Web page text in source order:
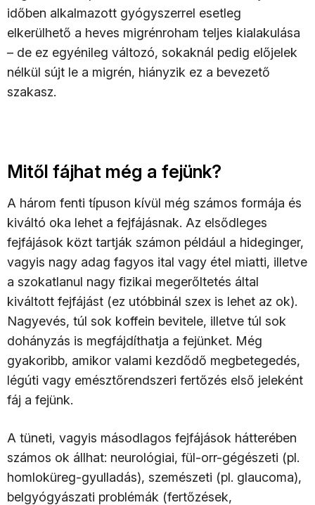
időben alkalmazott gyógyszerrel esetleg
elkerülhető a heves migrénroham teljes kialakulása
– de ez egyénileg változó, sokaknál pedig előjelek
nélkül sújt le a migrén, hiányzik ez a bevezető
szakasz.
Mitől fájhat még a fejünk?
A három fenti típuson kívül még számos formája és
kiváltó oka lehet a fejfájásnak. Az elsődleges
fejfájások közt tartják számon például a hideginger,
vagyis nagy adag fagyos ital vagy étel miatti, illetve
a szokatlanul nagy fizikai megerőltetés által
kiváltott fejfájást (ez utóbbinál szex is lehet az ok).
Nagyevés, túl sok koffein bevitele, illetve túl sok
dohányzás is megfájdíthatja a fejünket. Még
gyakoribb, amikor valami kezdődő megbetegedés,
légúti vagy emésztőrendszeri fertőzés első jeleként
fáj a fejünk.
A tüneti, vagyis másodlagos fejfájások hátterében
számos ok állhat: neurológiai, fül-orr-gégészeti (pl.
homloküreg-gyulladás), szemészeti (pl. glaucoma),
belgyógyászati problémák (fertőzések,